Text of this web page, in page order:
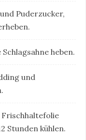
Puderzucker,
heben.
und
Stunden kühlen.